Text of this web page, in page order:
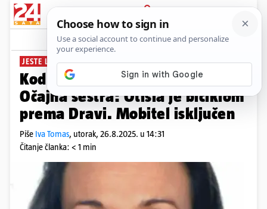
PRIJAVA
News Komentari
JESTE LI JE VIDJELI?
Kod Varaždina je nestala žena.
Očajna sestra: Otišla je biciklom
prema Dravi. Mobitel isključen
Piše Iva Tomas, utorak, 26.8.2025. u 14:31
Čitanje članka: < 1 min